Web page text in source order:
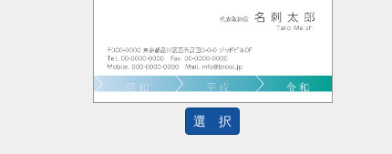
選 択